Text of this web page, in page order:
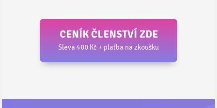
CENÍK ČLENSTVÍ ZDE
Sleva 400 Kč + platba na zkoušku